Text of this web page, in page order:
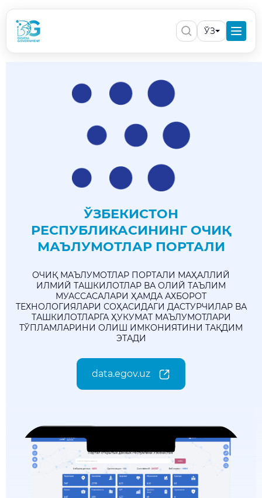
ЎЗ
ЎЗБЕКИСТОН
РЕСПУБЛИКАСИНИНГ ОЧИҚ
МАЪЛУМОТЛАР ПОРТАЛИ
ОЧИҚ МАЪЛУМОТЛАР ПОРТАЛИ МАҲАЛЛИЙ
ИЛМИЙ ТАШКИЛОТЛАР ВА ОЛИЙ ТАЪЛИМ
МУАССАСАЛАРИ ҲАМДА АХБОРОТ
ТЕХНОЛОГИЯЛАРИ СОҲАСИДАГИ ДАСТУРЧИЛАР ВА
ТАШКИЛОТЛАРГА ҲУКУМАТ МАЪЛУМОТЛАРИ
ТЎПЛАМЛАРИНИ ОЛИШ ИМКОНИЯТИНИ ТАҚДИМ
ЭТАДИ
data.egov.uz